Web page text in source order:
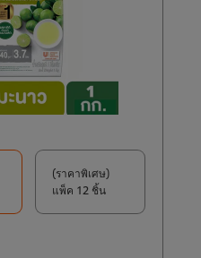
(ราคาพิเศษ)
แพ็ค 12 ชิ้น